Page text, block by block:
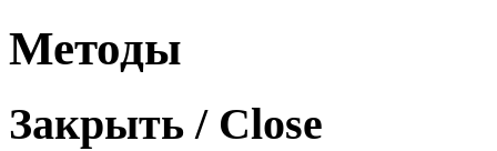
Методы
Закрыть / Close